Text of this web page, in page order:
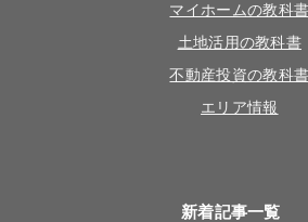
マイホームの教科書
土地活用の教科書
不動産投資の教科書
エリア情報
新着記事一覧